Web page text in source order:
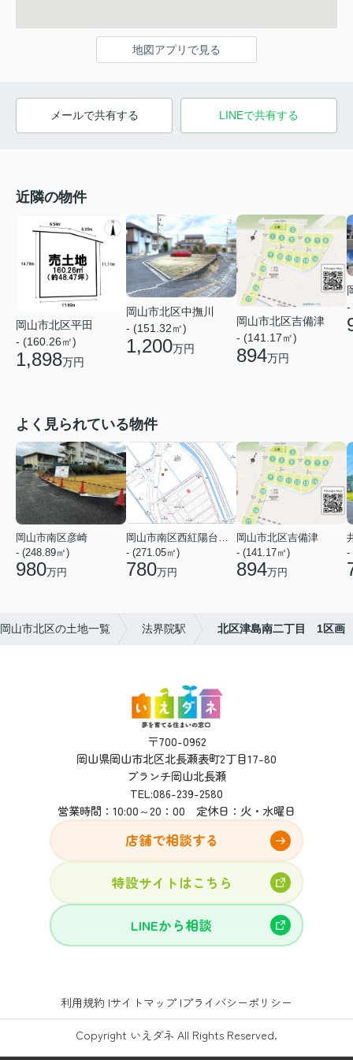
地図アプリで見る
メールで共有する LINEで共有する
近隣の物件
岡山市北区平田
- (160.26㎡)
1,898万円
岡山市北区中撫川
- (151.32㎡)
1,200万円
岡山市北区吉備津
- (141.17㎡)
894万円
-
よく見られている物件
岡山市南区彦崎
- (248.89㎡)
980万円
- (271.05㎡)
780万円
岡山市北区吉備津
- (141.17㎡)
894万円
-
岡山市北区の土地一覧 法界院駅 北区津島南二丁目 1区画
〒700-0962
岡山県岡山市北区北長瀬表町2丁目17-80
ブランチ岡山北長瀬
TEL:086-239-2580
営業時間：10:00～20：00 定休日：火・水曜日
店舗で相談する
特設サイトはこちら
LINEから相談
利用規約 サイトマップ プライバシーポリシー
Copyright いえダネ All Rights Reserved.